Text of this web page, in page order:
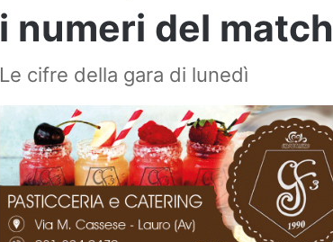
i numeri del match
Le cifre della gara di lunedì